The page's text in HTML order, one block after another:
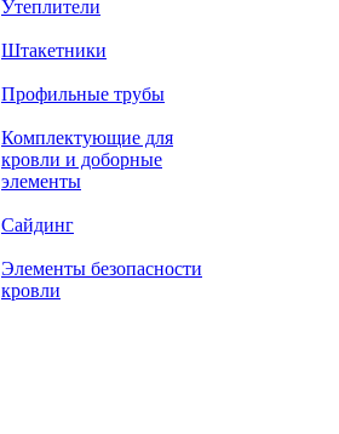
Утеплители
Штакетники
Профильные трубы
Комплектующие для
кровли и доборные
элементы
Сайдинг
Элементы безопасности
кровли